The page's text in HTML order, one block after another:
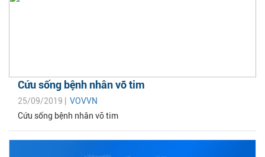
Cứu sống bệnh nhân vỡ tim
25/09/2019 | VOVVN
Cứu sống bệnh nhân vỡ tim